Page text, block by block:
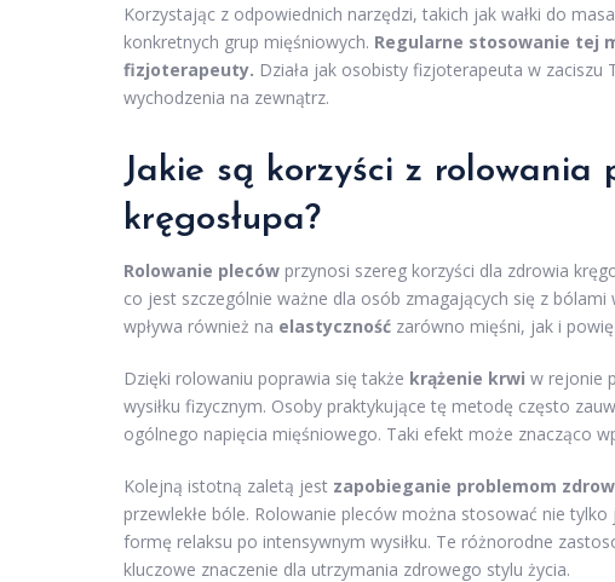
Korzystając z odpowiednich narzędzi, takich jak wałki do
konkretnych grup mięśniowych. Regularne stosowanie tej
fizjoterapeuty. Działa jak osobisty fizjoterapeuta w
wychodzenia na zewnątrz.
Jakie są korzyści z rolowania
kręgosłupa?
Rolowanie pleców przynosi szereg korzyści dla zdrowia
co jest szczególnie ważne dla osób zmagających się z
wpływa również na elastyczność zarówno mięśni, jak i
Dzięki rolowaniu poprawia się także krążenie krwi w rejonie
wysiłku fizycznym. Osoby praktykujące tę metodę często
ogólnego napięcia mięśniowego. Taki efekt może znacząco
Kolejną istotną zaletą jest zapobieganie problemom
przewlekłe bóle. Rolowanie pleców można stosować nie
formę relaksu po intensywnym wysiłku. Te różnorodne
kluczowe znaczenie dla utrzymania zdrowego stylu życia.